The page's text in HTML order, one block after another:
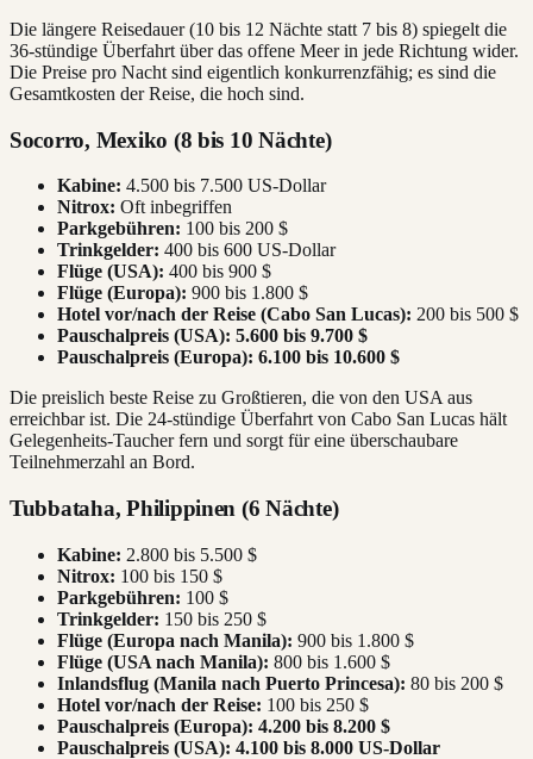
Die längere Reisedauer (10 bis 12 Nächte statt 7 bis 8) spiegelt die
36-stündige Überfahrt über das offene Meer in jede Richtung wider.
Die Preise pro Nacht sind eigentlich konkurrenzfähig; es sind die
Gesamtkosten der Reise, die hoch sind.
Socorro, Mexiko (8 bis 10 Nächte)
Kabine: 4.500 bis 7.500 US-Dollar
Nitrox: Oft inbegriffen
Parkgebühren: 100 bis 200 $
Trinkgelder: 400 bis 600 US-Dollar
Flüge (USA): 400 bis 900 $
Flüge (Europa): 900 bis 1.800 $
Hotel vor/nach der Reise (Cabo San Lucas): 200 bis 500 $
Pauschalpreis (USA): 5.600 bis 9.700 $
Pauschalpreis (Europa): 6.100 bis 10.600 $
Die preislich beste Reise zu Großtieren, die von den USA aus
erreichbar ist. Die 24-stündige Überfahrt von Cabo San Lucas hält
Gelegenheits-Taucher fern und sorgt für eine überschaubare
Teilnehmerzahl an Bord.
Tubbataha, Philippinen (6 Nächte)
Kabine: 2.800 bis 5.500 $
Nitrox: 100 bis 150 $
Parkgebühren: 100 $
Trinkgelder: 150 bis 250 $
Flüge (Europa nach Manila): 900 bis 1.800 $
Flüge (USA nach Manila): 800 bis 1.600 $
Inlandsflug (Manila nach Puerto Princesa): 80 bis 200 $
Hotel vor/nach der Reise: 100 bis 250 $
Pauschalpreis (Europa): 4.200 bis 8.200 $
Pauschalpreis (USA): 4.100 bis 8.000 US-Dollar